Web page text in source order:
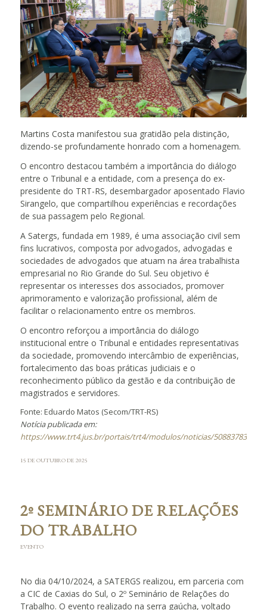
Martins Costa manifestou sua gratidão pela distinção,
dizendo-se profundamente honrado com a homenagem.
O encontro destacou também a importância do diálogo
entre o Tribunal e a entidade, com a presença do ex-
presidente do TRT-RS, desembargador aposentado Flavio
Sirangelo, que compartilhou experiências e recordações
de sua passagem pelo Regional.
A Satergs, fundada em 1989, é uma associação civil sem
fins lucrativos, composta por advogados, advogadas e
sociedades de advogados que atuam na área trabalhista
empresarial no Rio Grande do Sul. Seu objetivo é
representar os interesses dos associados, promover
aprimoramento e valorização profissional, além de
facilitar o relacionamento entre os membros.
O encontro reforçou a importância do diálogo
institucional entre o Tribunal e entidades representativas
da sociedade, promovendo intercâmbio de experiências,
fortalecimento das boas práticas judiciais e o
reconhecimento público da gestão e da contribuição de
magistrados e servidores.
Fonte: Eduardo Matos (Secom/TRT-RS)
Notícia publicada em:
https://www.trt4.jus.br/portais/trt4/modulos/noticias/50883783
15 DE OUTUBRO DE 2025
2º SEMINÁRIO DE RELAÇÕES
DO TRABALHO
EVENTO
No dia 04/10/2024, a SATERGS realizou, em parceria com
a CIC de Caxias do Sul, o 2º Seminário de Relações do
Trabalho. O evento realizado na serra gaúcha, voltado